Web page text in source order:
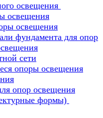
освещения
освещения
освещения
фундамента для опор
сети
опоры освещения
опор освещения
формы)